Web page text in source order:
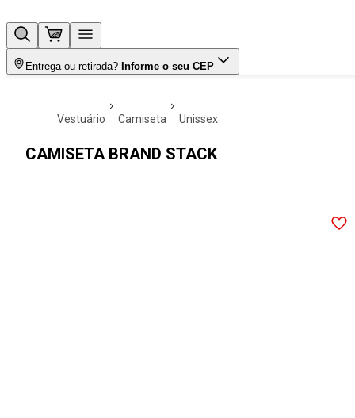
Entrega ou retirada? Informe o seu CEP
vestuário camiseta unissex
CAMISETA BRAND STACK